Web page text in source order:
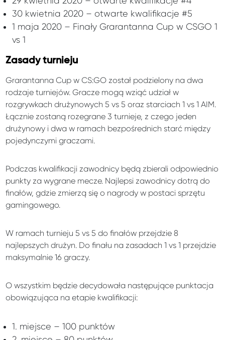
30 kwietnia 2020 – otwarte kwalifikacje #5
1 maja 2020 – Finały Grarantanna Cup w CSGO 1
vs 1
Zasady turnieju
Grarantanna Cup w CS:GO został podzielony na dwa
rodzaje turniejów. Gracze mogą wziąć udział w
rozgrywkach drużynowych 5 vs 5 oraz starciach 1 vs 1 AIM.
Łącznie zostaną rozegrane 3 turnieje, z czego jeden
drużynowy i dwa w ramach bezpośrednich starć między
pojedynczymi graczami.
Podczas kwalifikacji zawodnicy będą zbierali odpowiednio
punkty za wygrane mecze. Najlepsi zawodnicy dotrą do
finałów, gdzie zmierzą się o nagrody w postaci sprzętu
gamingowego.
W ramach turnieju 5 vs 5 do finałów przejdzie 8
najlepszych drużyn. Do finału na zasadach 1 vs 1 przejdzie
maksymalnie 16 graczy.
O wszystkim będzie decydowała następujące punktacja
obowiązująca na etapie kwalifikacji:
1. miejsce – 100 punktów